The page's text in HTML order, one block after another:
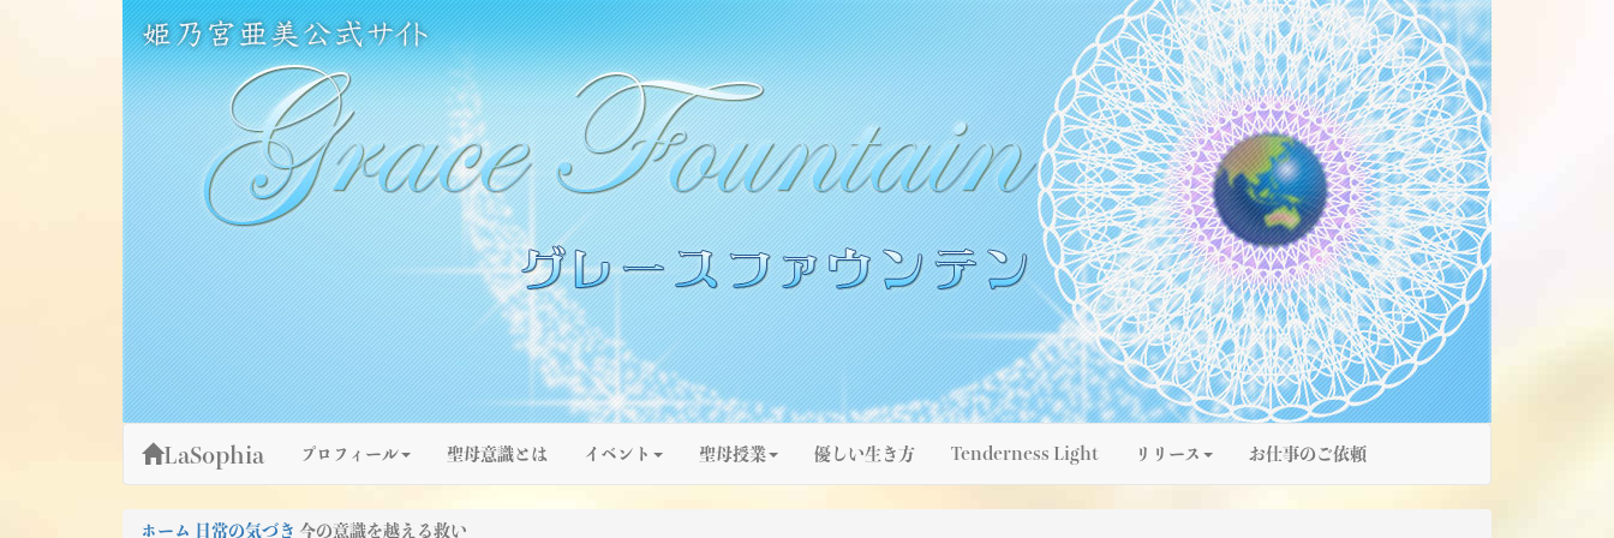
姫乃宮亜美公式サイト～Grace Fountain～
グレースファウンテン
LaSophia プロフィール 聖母意識とは イベント 聖母授業 優しい生き方 Tenderness Light リリース お仕事のご依頼
ホーム 日常の気づき 今の意識を越える救い